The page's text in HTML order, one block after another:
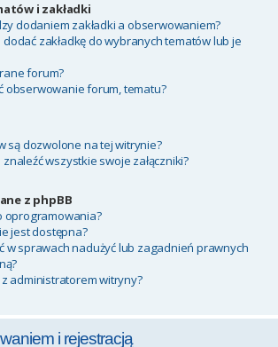
i zakładki
dodaniem zakładki a obserwowaniem?
zakładkę do wybranych tematów lub je
forum?
obserwowanie forum, tematu?
są dozwolone na tej witrynie?
wszystkie swoje załączniki?
z phpBB
oprogramowania?
jest dostępna?
w sprawach nadużyć lub zagadnień prawnych
administratorem witryny?
i rejestracją